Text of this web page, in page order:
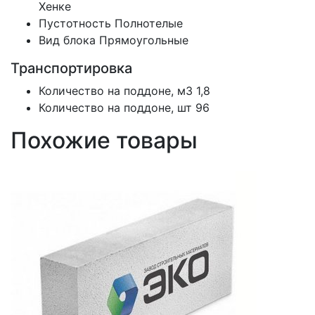
Хенке
Пустотность Полнотелые
Вид блока Прямоугольные
Транспортировка
Количество на поддоне, м3 1,8
Количество на поддоне, шт 96
Похожие товары